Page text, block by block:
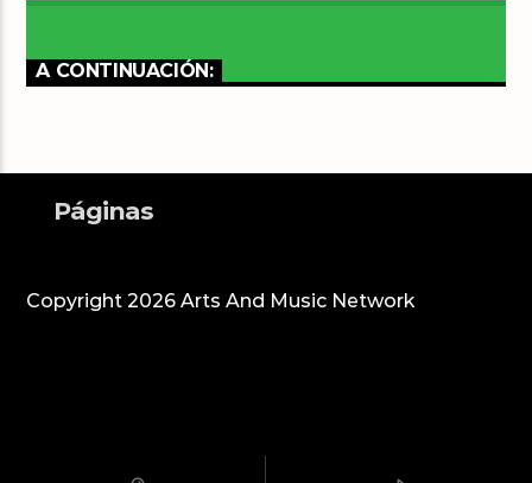
A CONTINUACIÓN:
Páginas
Copyright 2026 Arts And Music Network